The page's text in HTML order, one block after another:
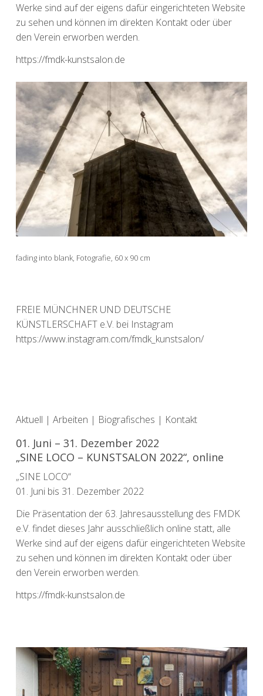
Werke sind auf der eigens dafür eingerichteten Website
zu sehen und können im direkten Kontakt oder über
den Verein erworben werden.
https://fmdk-kunstsalon.de
fading into blank, Fotografie, 60 x 90 cm
FREIE MÜNCHNER UND DEUTSCHE
KÜNSTLERSCHAFT e.V. bei Instagram
https://www.instagram.com/fmdk_kunstsalon/
Aktuell | Arbeiten | Biografisches | Kontakt
01. Juni – 31. Dezember 2022
„SINE LOCO – KUNSTSALON 2022“, online
„SINE LOCO“
01. Juni bis 31. Dezember 2022
Die Präsentation der 63. Jahresausstellung des FMDK
e.V. findet dieses Jahr ausschließlich online statt, alle
Werke sind auf der eigens dafür eingerichteten Website
zu sehen und können im direkten Kontakt oder über
den Verein erworben werden.
https://fmdk-kunstsalon.de